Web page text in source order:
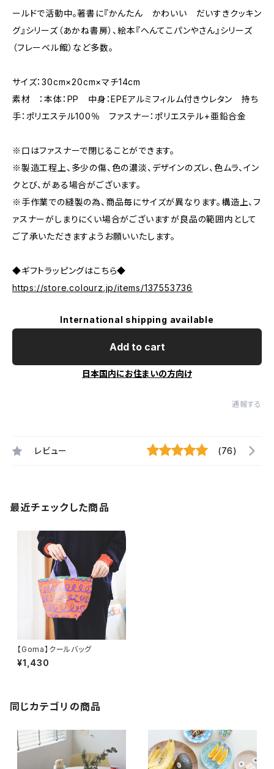
ールドで活動中。著書に『かんたん かわいい だいすきクッキン
グ』シリーズ（あかね書房）、絵本『へんてこパンやさん』シリーズ
（フレーベル館）など多数。
サイズ：30cm×20cm×マチ14cm
素材 ：本体：PP 中身：EPEアルミフィルム付きウレタン 持ち
手：ポリエステル100％ ファスナー：ポリエステル+亜鉛合金
※口はファスナーで閉じることができます。
※製造工程上、多少の傷、色の濃淡、デザインのズレ、色ムラ、イン
クとび、がある場合がございます。
※手作業での縫製の為、商品毎にサイズが異なります。構造上、フ
ァスナーがしまりにくい場合がございますが良品の範囲内として
ご了承いただきますようお願いいたします。
◆ギフトラッピングはこちら◆
https://store.colourz.jp/items/137553736
International shipping available
Add to cart
日本国内にお住まいの方向け
通報する
レビュー (76)
最近チェックした商品
【Goma】クールバッグ
¥1,430
同じカテゴリの商品